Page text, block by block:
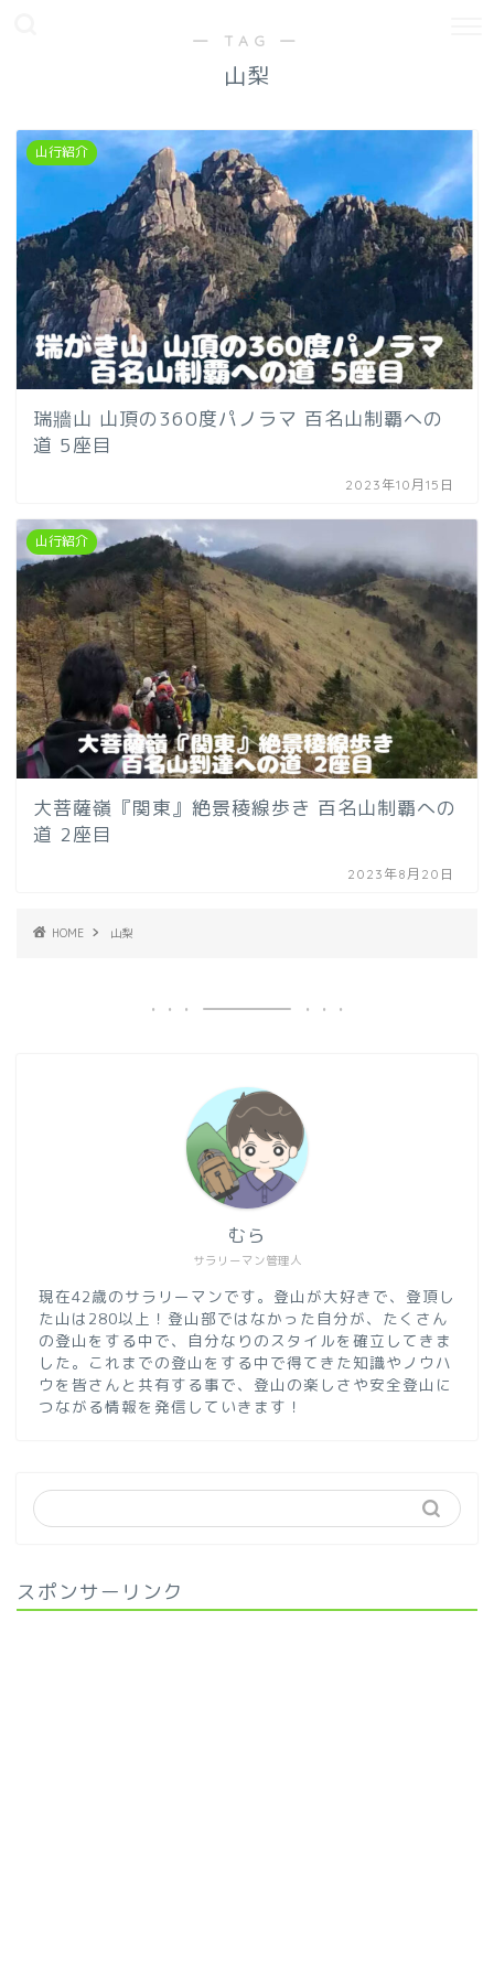
― TAG ―
山梨
山行紹介
瑞牆山 山頂の360度パノラマ 百名山制覇への
道 5座目
2023年10月15日
山行紹介
大菩薩嶺『関東』絶景稜線歩き 百名山制覇への
道 2座目
2023年8月20日
HOME 山梨
サラリーマン管理人
むら
現在42歳のサラリーマンです。登山が大好きで、登頂し
た山は280以上！登山部ではなかった自分が、たくさん
の登山をする中で、自分なりのスタイルを確立してきま
した。これまでの登山をする中で得てきた知識やノウハ
ウを皆さんと共有する事で、登山の楽しさや安全登山に
つながる情報を発信していきます！
スポンサーリンク